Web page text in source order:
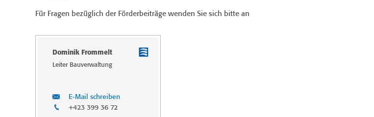
Für Fragen bezüglich der Förderbeiträge wenden Sie sich bitte an
Dominik Frommelt
Leiter Bau­verwal­tung
E-Mail schreiben
+423 399 36 72